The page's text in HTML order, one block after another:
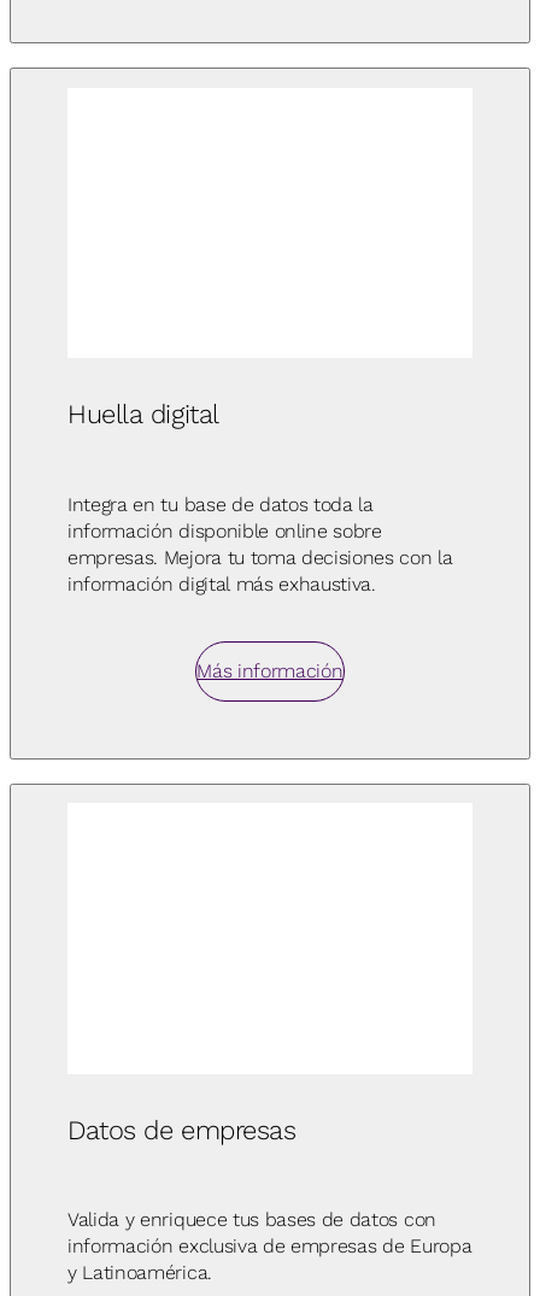
Huella digital
Integra en tu base de datos toda la
información disponible online sobre
empresas. Mejora tu toma decisiones con la
información digital más exhaustiva.
Más información
Datos de empresas
Valida y enriquece tus bases de datos con
información exclusiva de empresas de Europa
y Latinoamérica.